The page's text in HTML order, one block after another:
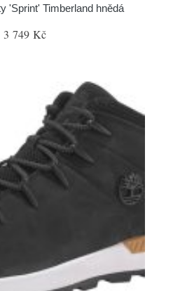
'Sprint' Timberland hnědá
3 749 Kč